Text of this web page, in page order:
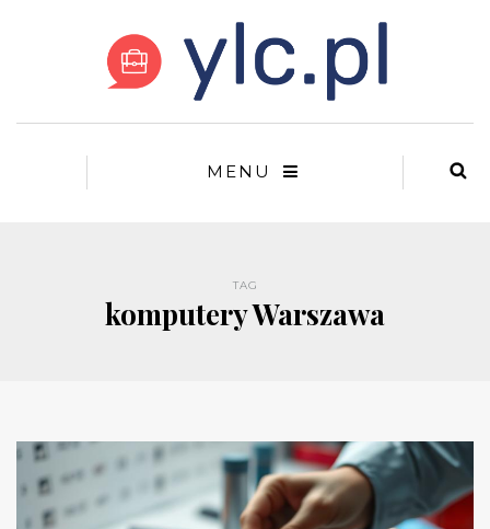
MENU
TAG
komputery Warszawa